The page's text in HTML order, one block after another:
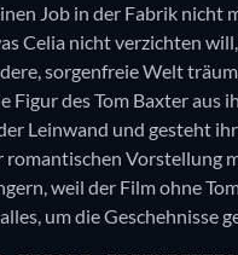
Job in der Fabrik nicht
Celia nicht verzichten
sorgenfreie Welt
Figur des Tom Baxter aus
Leinwand und gesteht
romantischen Vorstellung
weil der Film ohne
um die Geschehnisse